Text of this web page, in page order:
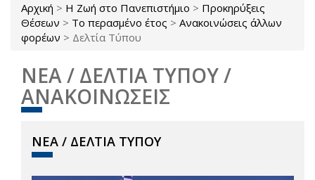
Είστε εδώ
Αρχική > Η Ζωή στο Πανεπιστήμιο > Προκηρύξεις
Θέσεων > Το περασμένο έτος > Ανακοινώσεις άλλων
φορέων > Δελτία Τύπου
ΝΕΑ / ΔΕΛΤΙΑ ΤΥΠΟΥ /
ΑΝΑΚΟΙΝΩΣΕΙΣ
ΝΕΑ / ΔΕΛΤΙΑ ΤΥΠΟΥ